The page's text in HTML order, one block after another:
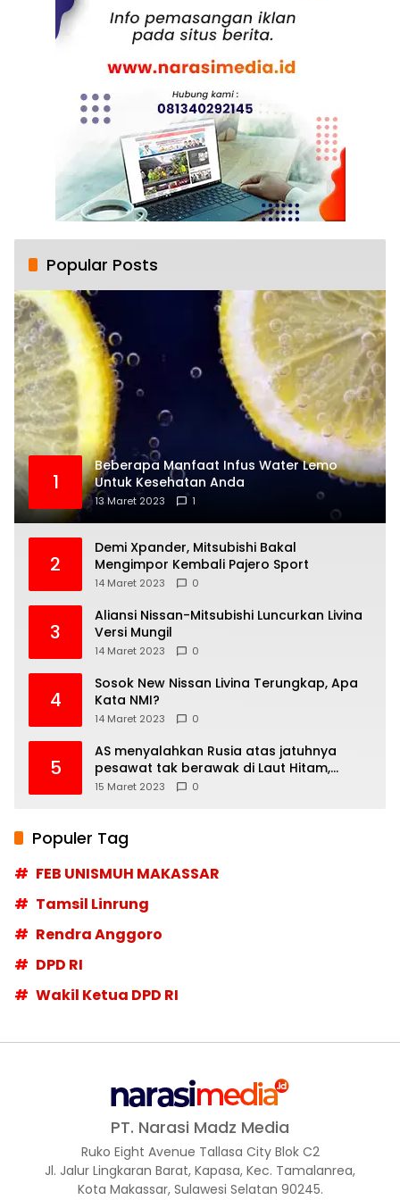
Popular Posts
1
Beberapa Manfaat Infus Water Lemo
Untuk Kesehatan Anda
13 Maret 2023 1
2
Demi Xpander, Mitsubishi Bakal
Mengimpor Kembali Pajero Sport
14 Maret 2023 0
3
Aliansi Nissan-Mitsubishi Luncurkan Livina
Versi Mungil
14 Maret 2023 0
4
Sosok New Nissan Livina Terungkap, Apa
Kata NMI?
14 Maret 2023 0
5
AS menyalahkan Rusia atas jatuhnya
pesawat tak berawak di Laut Hitam,
Moskow menyangkal
15 Maret 2023 0
Populer Tag
FEB UNISMUH MAKASSAR
Tamsil Linrung
Rendra Anggoro
DPD RI
Wakil Ketua DPD RI
PT. Narasi Madz Media
Ruko Eight Avenue Tallasa City Blok C2
Jl. Jalur Lingkaran Barat, Kapasa, Kec. Tamalanrea,
Kota Makassar, Sulawesi Selatan 90245.